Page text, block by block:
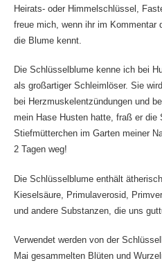
Heirats- oder Himmelschlüssel,
freue mich, wenn ihr im Kommentar
die Blume kennt.
Die Schlüsselblume kenne ich bei
als großartiger Schleimlöser. Sie
bei Herzmuskelentzündungen und
mein Hase Husten hatte, fraß er die
Stiefmütterchen im Garten meiner
2 Tagen weg!
Die Schlüsselblume enthält
Kieselsäure, Primulaverosid,
und andere Substanzen, die uns
Verwendet werden von der
Mai gesammelten Blüten und